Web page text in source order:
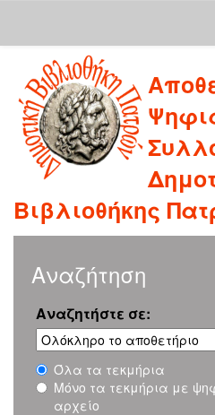
navigation
Βιβλιοθήκης
Αναζήτηση
Αναζητήστε σε:
Όλα τα τεκμήρια
Μόνο τα τεκμήρια με
αρχείο